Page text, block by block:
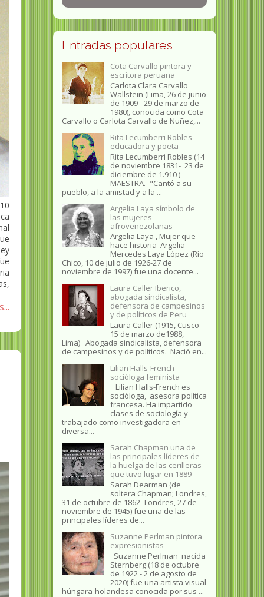
Entradas populares
Cota Carvallo pintora y
escritora peruana
Carlota Clara Carvallo
Wallstein (Lima, 26 de junio
de 1909 - 29 de marzo de
1980), conocida como Cota
Carvallo o Carlota Carvallo de Nuñez,...
Rita Lecumberri Robles
educadora y poeta
Rita Lecumberri Robles (14
de noviembre 1831- 23 de
diciembre de 1.910 )
MAESTRA.- "Cantó a su
pueblo, a la amistad y a la ...
Argelia Laya símbolo de
las mujeres
afrovenezolanas
Argelia Laya , Mujer que
hace historia Argelia
Mercedes Laya López (Río
Chico, 10 de julio de 1926-27 de
noviembre de 1997) fue una docente...
Laura Caller Iberico,
abogada sindicalista,
defensora de campesinos
y de políticos de Peru
Laura Caller (1915, Cusco -
15 de marzo de1988,
Lima) Abogada sindicalista, defensora
de campesinos y de políticos. Nació en...
Lilian Halls-French
socióloga feminista
Lilian Halls-French es
socióloga, asesora política
francesa. Ha impartido
clases de sociología y
trabajado como investigadora en
diversa...
Sarah Chapman una de
las principales líderes de
la huelga de las cerilleras
que tuvo lugar en 1889
Sarah Dearman (de
soltera Chapman; Londres,
31 de octubre de 1862​- Londres, 27 de
noviembre de 1945)​ fue una de las
principales líderes de...
Suzanne Perlman pintora
expresionistas
Suzanne Perlman nacida
Sternberg (18 de octubre
de 1922 - 2 de agosto de
2020) fue una artista visual
húngara-holandesa conocida por sus ...